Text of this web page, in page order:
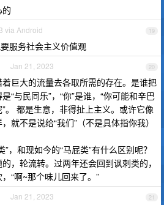
19
via Android
服务社会主义价值观
20
Jan 21, 2023
巨大的流量去各取所需的存在。是谁把
“与民同乐”，“你”是谁，“你可能和辛巴
。 都是生意，非得扯上主义。或许它像
就不是说给“我们”（不是具体指你我）
，和现如今的“马屁类”有什么区别呢？
，轮流转。过两年还会回到讽刺类的，
“啊~那个味儿回来了。”
21
Jan 21, 2023